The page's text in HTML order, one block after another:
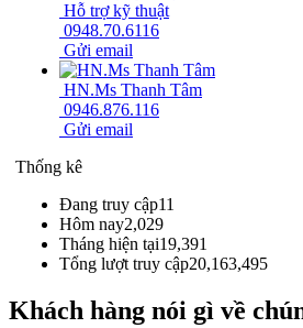
Hỗ trợ kỹ thuật
0948.70.6116
Gửi email
HN.Ms Thanh Tâm
0946.876.116
Gửi email
Thống kê
Đang truy cập11
Hôm nay2,029
Tháng hiện tại19,391
Tổng lượt truy cập20,163,495
Khách hàng nói gì về